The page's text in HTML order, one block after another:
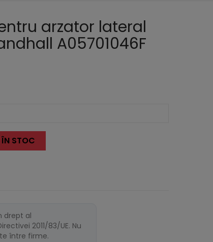
arzator lateral
A05701046F
STOC
drept al
2011/83/UE. Nu
între firme.